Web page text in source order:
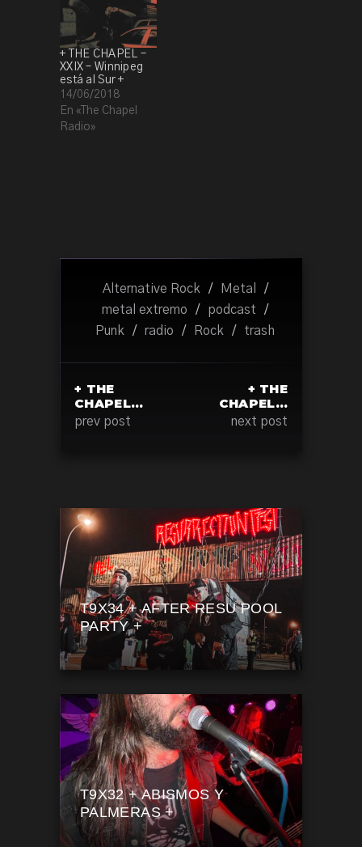
+ THE CHAPEL –
XXIX – Winnipeg
está al Sur +
14/06/2018
En «The Chapel
Radio»
Alternative Rock / Metal
/
metal extremo
/ podcast
/
Punk
/ radio / Rock / trash
+ THE
CHAPEL…
prev post
+ THE
CHAPEL…
next post
T9X34 + AFTER RESU POOL
PARTY +
T9X32 + ABISMOS Y
PALMERAS +